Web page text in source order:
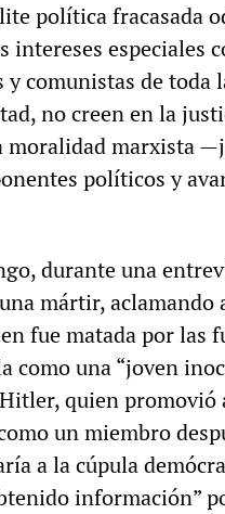
política fracasada
intereses especiales
comunistas de
no creen en la
moralidad marxista
políticos y
durante una
mártir, aclamando
fue matada por las
como una “joven
quien
un miembro
a la cúpula
información”